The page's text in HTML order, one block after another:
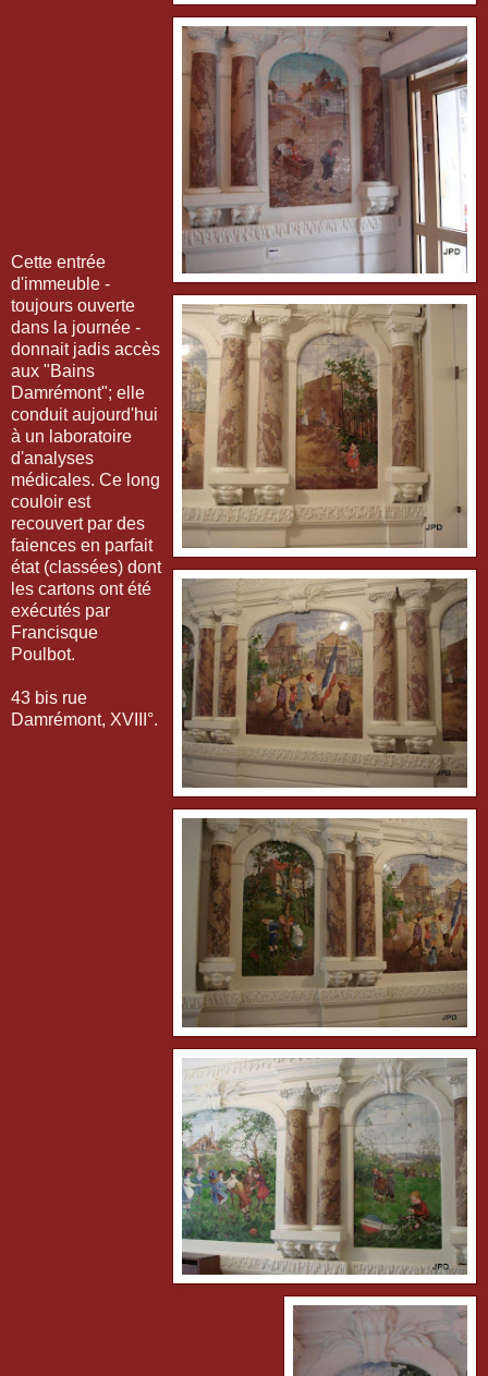
Cette entrée
d'immeuble -
toujours ouverte
dans la journée -
donnait jadis accès
aux "Bains
Damrémont"; elle
conduit aujourd'hui
à un laboratoire
d'analyses
médicales. Ce long
couloir est
recouvert par des
faiences en parfait
état (classées) dont
les cartons ont été
exécutés par
Francisque
Poulbot.
43 bis rue
Damrémont, XVIII°.